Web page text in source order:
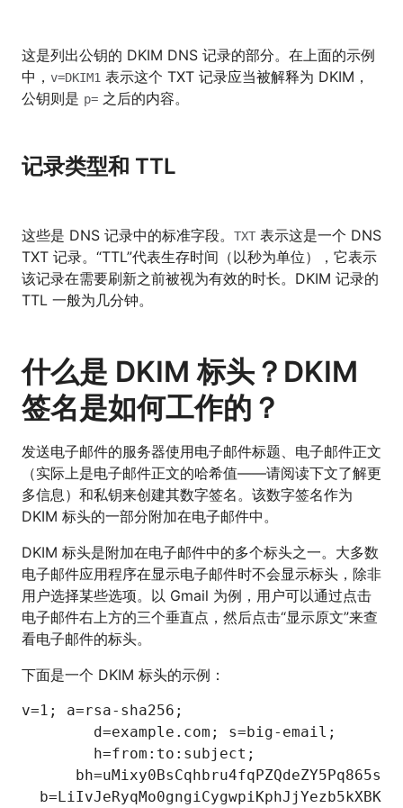
这是列出公钥的 DKIM DNS 记录的部分。在上面的示例
中， v=DKIM1 表示这个 TXT 记录应当被解释为 DKIM，
公钥则是 p= 之后的内容。
记录类型和 TTL
这些是 DNS 记录中的标准字段。 TXT 表示这是一个 DNS
TXT 记录。“TTL”代表生存时间（以秒为单位），它表示
该记录在需要刷新之前被视为有效的时长。DKIM 记录的
TTL 一般为几分钟。
什么是 DKIM 标头？DKIM
签名是如何工作的？
发送电子邮件的服务器使用电子邮件标题、电子邮件正文
（实际上是电子邮件正文的哈希值——请阅读下文了解更
多信息）和私钥来创建其数字签名。该数字签名作为
DKIM 标头的一部分附加在电子邮件中。
DKIM 标头是附加在电子邮件中的多个标头之一。大多数
电子邮件应用程序在显示电子邮件时不会显示标头，除非
用户选择某些选项。以 Gmail 为例，用户可以通过点击
电子邮件右上方的三个垂直点，然后点击“显示原文”来查
看电子邮件的标头。
下面是一个 DKIM 标头的示例：
v=1; a=rsa-sha256;
        d=example.com; s=big-email;
        h=from:to:subject;